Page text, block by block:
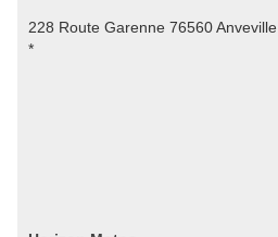
228 Route Garenne 76560 Anveville
*